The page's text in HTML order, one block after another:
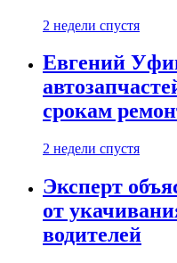
2 недели спустя
Евгений
срокам
2 недели спустя
Эксперт
от
водителей